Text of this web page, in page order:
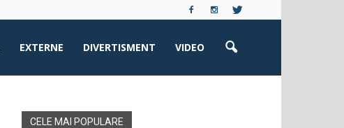
EXTERNE DIVERTISMENT VIDEO
CELE MAI POPULARE